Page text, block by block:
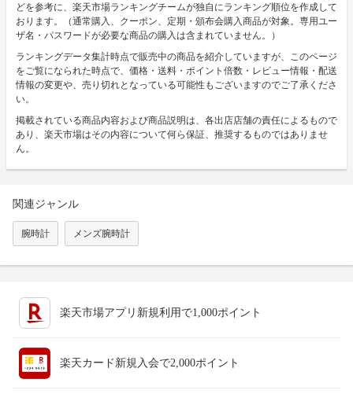
どを参考に、楽天市場ランキングチームが独自にランキング順位を作成して
おります。（通常購入、クーポン、定期・頒布会購入商品が対象。専用ユー
ザ名・パスワードが必要な商品の購入は含まれていません。）
ランキングデータ集計時点で販売中の商品を紹介していますが、このページ
をご覧になられた時点で、価格・送料・ポイント倍数・レビュー情報・配送
情報の変更や、売り切れとなっている可能性もございますのでご了承くださ
い。
掲載されている商品内容および商品説明は、各出店店舗の責任によるもので
あり、楽天市場はその内容について何ら保証、推奨するものではありませ
ん。
関連ジャンル
腕時計 メンズ腕時計
楽天市場アプリ新規利用で1,000ポイント
楽天カード新規入会で2,000ポイント